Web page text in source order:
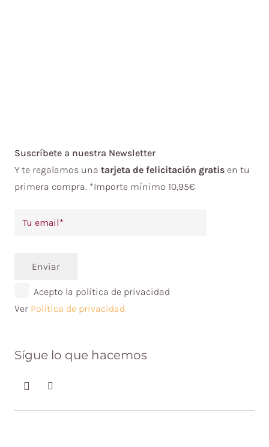
Suscríbete a nuestra Newsletter
Y te regalamos una tarjeta de felicitación gratis en tu
primera compra. *Importe mínimo 10,95€
Enviar
Acepto la política de privacidad
Ver Política de privacidad
Sígue lo que hacemos